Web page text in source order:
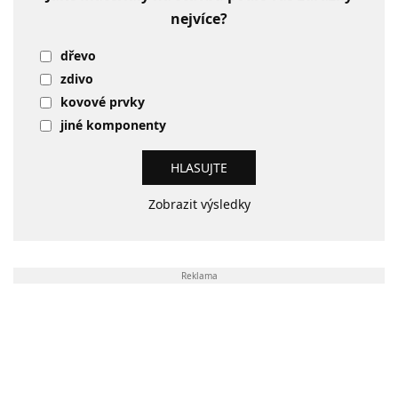
nejvíce?
dřevo
zdivo
kovové prvky
jiné komponenty
Zobrazit výsledky
Reklama